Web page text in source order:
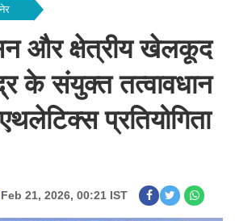
और क्षेत्रीय खेलकूद
के संयुक्त तत्वावधान
प्रतियोगिता
Feb 21, 2026, 00:21 IST